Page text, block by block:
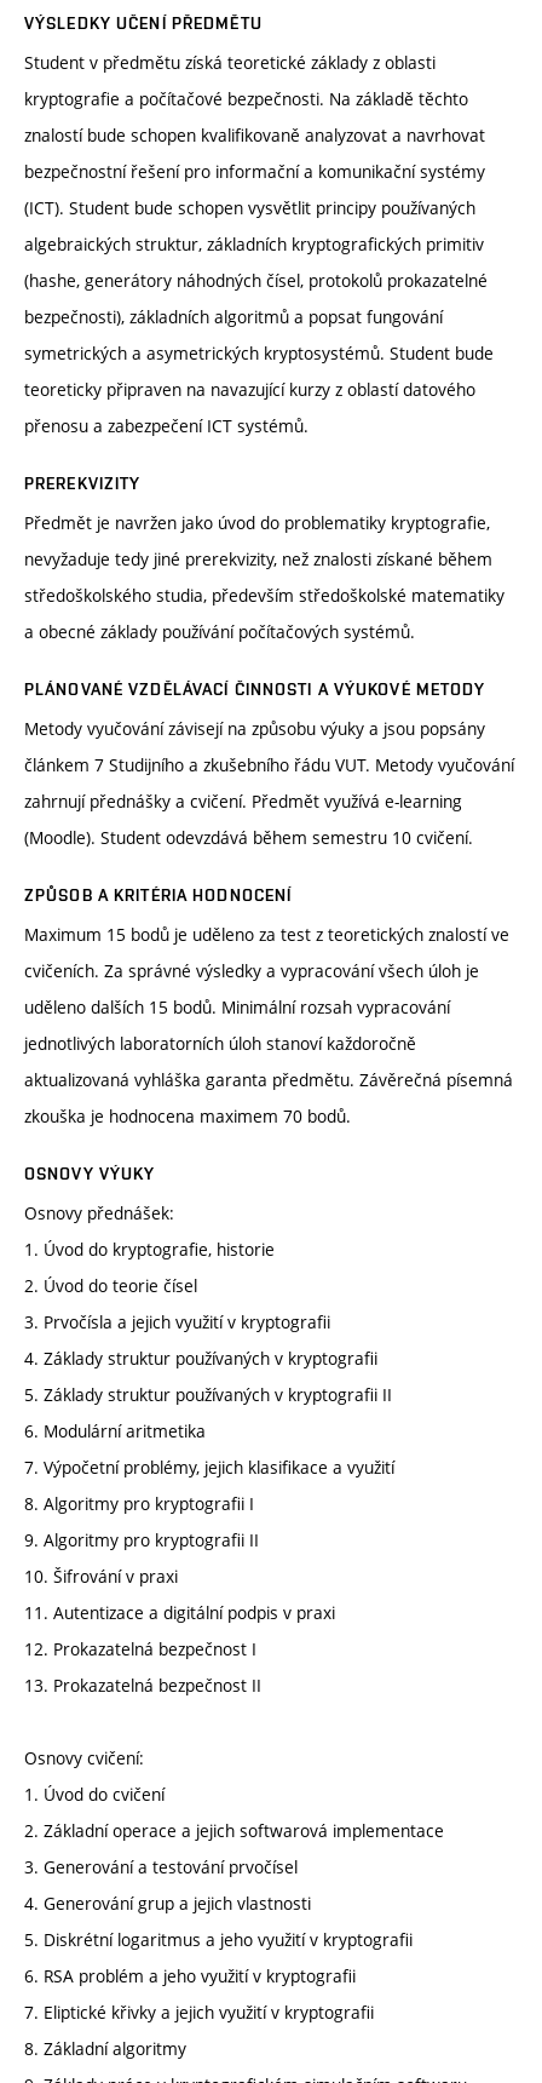
VÝSLEDKY UČENÍ PŘEDMĚTU
Student v předmětu získá teoretické základy z oblasti
kryptografie a počítačové bezpečnosti. Na základě těchto
znalostí bude schopen kvalifikovaně analyzovat a navrhovat
bezpečnostní řešení pro informační a komunikační systémy
(ICT). Student bude schopen vysvětlit principy používaných
algebraických struktur, základních kryptografických primitiv
(hashe, generátory náhodných čísel, protokolů prokazatelné
bezpečnosti), základních algoritmů a popsat fungování
symetrických a asymetrických kryptosystémů. Student bude
teoreticky připraven na navazující kurzy z oblastí datového
přenosu a zabezpečení ICT systémů.
PREREKVIZITY
Předmět je navržen jako úvod do problematiky kryptografie,
nevyžaduje tedy jiné prerekvizity, než znalosti získané během
středoškolského studia, především středoškolské matematiky
a obecné základy používání počítačových systémů.
PLÁNOVANÉ VZDĚLÁVACÍ ČINNOSTI A VÝUKOVÉ METODY
Metody vyučování závisejí na způsobu výuky a jsou popsány
článkem 7 Studijního a zkušebního řádu VUT. Metody vyučování
zahrnují přednášky a cvičení. Předmět využívá e-learning
(Moodle). Student odevzdává během semestru 10 cvičení.
ZPŮSOB A KRITÉRIA HODNOCENÍ
Maximum 15 bodů je uděleno za test z teoretických znalostí ve
cvičeních. Za správné výsledky a vypracování všech úloh je
uděleno dalších 15 bodů. Minimální rozsah vypracování
jednotlivých laboratorních úloh stanoví každoročně
aktualizovaná vyhláška garanta předmětu. Závěrečná písemná
zkouška je hodnocena maximem 70 bodů.
OSNOVY VÝUKY
Osnovy přednášek:
1. Úvod do kryptografie, historie
2. Úvod do teorie čísel
3. Prvočísla a jejich využití v kryptografii
4. Základy struktur používaných v kryptografii
5. Základy struktur používaných v kryptografii II
6. Modulární aritmetika
7. Výpočetní problémy, jejich klasifikace a využití
8. Algoritmy pro kryptografii I
9. Algoritmy pro kryptografii II
10. Šifrování v praxi
11. Autentizace a digitální podpis v praxi
12. Prokazatelná bezpečnost I
13. Prokazatelná bezpečnost II
Osnovy cvičení:
1. Úvod do cvičení
2. Základní operace a jejich softwarová implementace
3. Generování a testování prvočísel
4. Generování grup a jejich vlastnosti
5. Diskrétní logaritmus a jeho využití v kryptografii
6. RSA problém a jeho využití v kryptografii
7. Eliptické křivky a jejich využití v kryptografii
8. Základní algoritmy